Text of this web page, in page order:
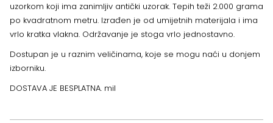
uzorkom koji ima zanimljiv antički uzorak. Tepih teži 2.000 grama
po kvadratnom metru. Izrađen je od umijetnih materijala i ima
vrlo kratka vlakna. Održavanje je stoga vrlo jednostavno.
Dostupan je u raznim veličinama, koje se mogu naći u donjem
izborniku.
DOSTAVA JE BESPLATNA. mil